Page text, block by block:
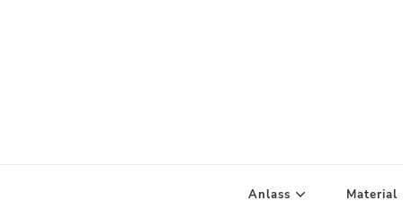
Anlass Material